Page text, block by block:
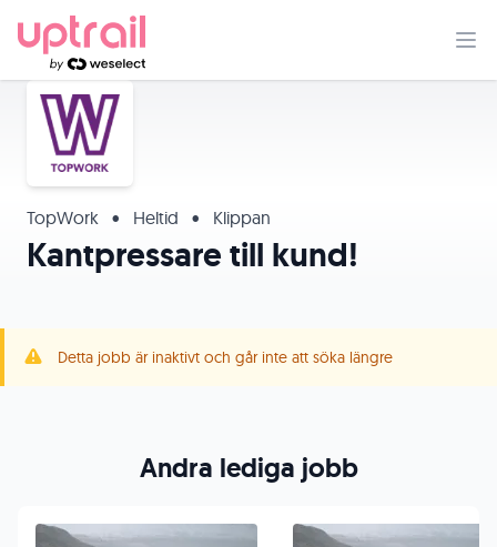
TopWork • Heltid • Klippan
Kantpressare till kund!
Detta jobb är inaktivt och går inte att söka längre
Andra lediga jobb